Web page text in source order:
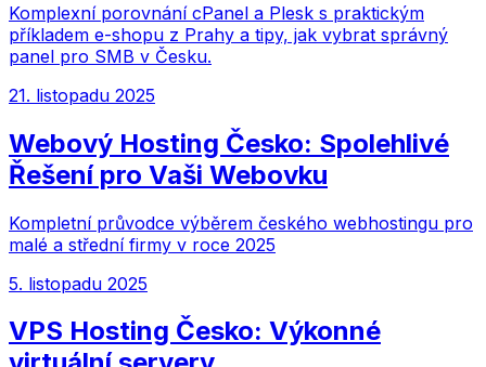
Komplexní porovnání cPanel a Plesk s praktickým
příkladem e-shopu z Prahy a tipy, jak vybrat správný
panel pro SMB v Česku.
21. listopadu 2025
Webový Hosting Česko: Spolehlivé
Řešení pro Vaši Webovku
Kompletní průvodce výběrem českého webhostingu pro
malé a střední firmy v roce 2025
5. listopadu 2025
VPS Hosting Česko: Výkonné